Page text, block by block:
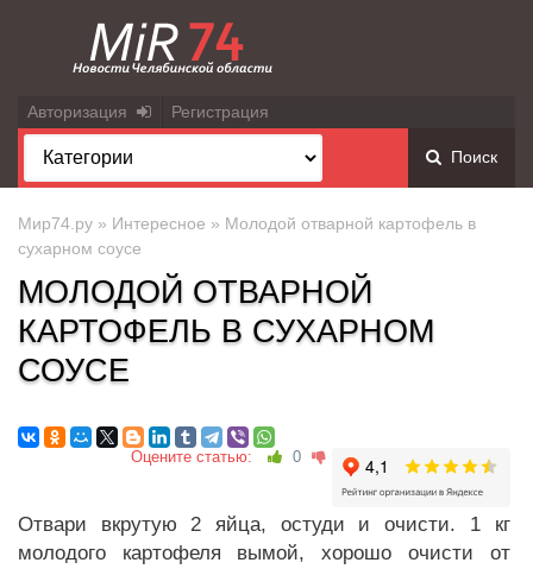
Авторизация Регистрация
Поиск
Мир74.ру » Интересное » Молодой отварной картофель в
сухарном соусе
МОЛОДОЙ ОТВАРНОЙ
КАРТОФЕЛЬ В СУХАРНОМ
СОУСЕ
Оцените статью: 0
Отвари вкрутую 2 яйца, остуди и очисти. 1 кг
молодого картофеля вымой, хорошо очисти от